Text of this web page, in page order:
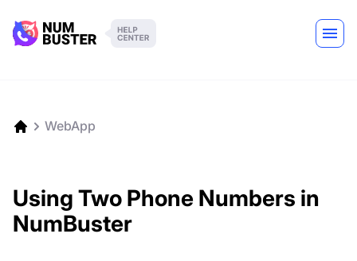
WebApp
Using Two Phone Numbers in
NumBuster